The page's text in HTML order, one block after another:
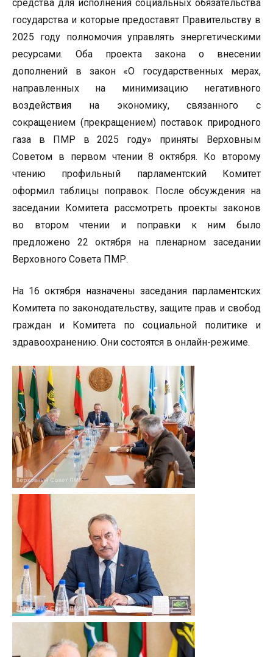
средства для исполнения социальных обязательства
государства и которые предоставят Правительству в
2025 году полномочия управлять энергетическими
ресурсами. Оба проекта закона о внесении
дополнений в закон «О государственных мерах,
направленных на минимизацию негативного
воздействия на экономику, связанного с
сокращением (прекращением) поставок природного
газа в ПМР в 2025 году» приняты Верховным
Советом в первом чтении 8 октября. Ко второму
чтению профильный парламентский Комитет
оформил таблицы поправок. После обсуждения на
заседании Комитета рассмотреть проекты законов
во втором чтении и поправки к ним было
предложено 22 октября на пленарном заседании
Верховного Совета ПМР.
На 16 октября назначены заседания парламентских
Комитета по законодательству, защите прав и свобод
граждан и Комитета по социальной политике и
здравоохранению. Они состоятся в онлайн-режиме.